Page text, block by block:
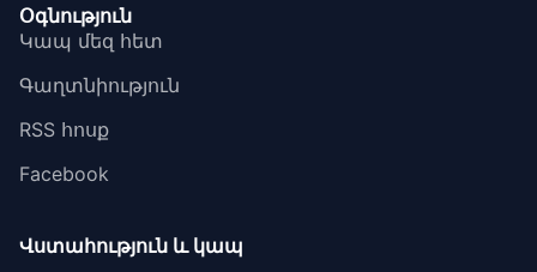
Օգնություն
Կապ մեզ հետ
Գաղտնիություն
RSS հոսք
Facebook
Վստահություն և կապ